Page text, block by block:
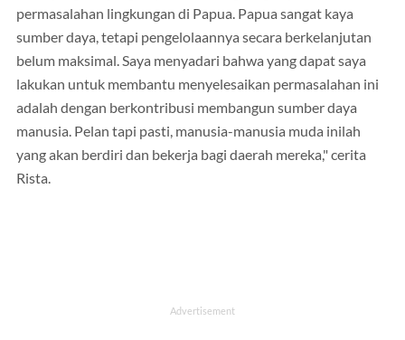
permasalahan lingkungan di Papua. Papua sangat kaya
sumber daya, tetapi pengelolaannya secara berkelanjutan
belum maksimal. Saya menyadari bahwa yang dapat saya
lakukan untuk membantu menyelesaikan permasalahan ini
adalah dengan berkontribusi membangun sumber daya
manusia. Pelan tapi pasti, manusia-manusia muda inilah
yang akan berdiri dan bekerja bagi daerah mereka," cerita
Rista.